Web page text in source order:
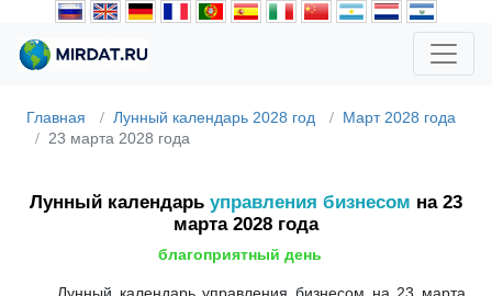
Главная Лунный календарь 2028 год
Март 2028 года
23 марта 2028 года
Лунный календарь управления бизнесом на 23
марта 2028 года
благоприятный день
Лунный календарь управления бизнесом на 23 марта